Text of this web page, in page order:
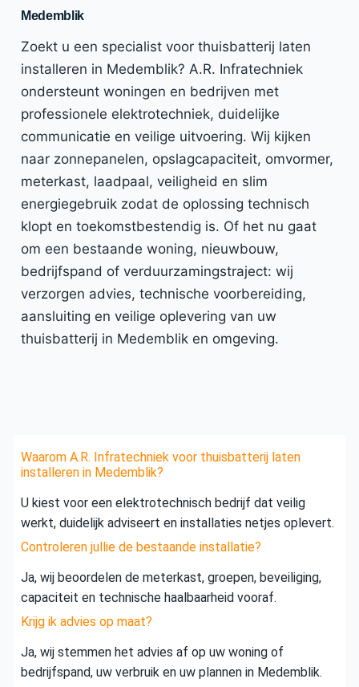
Medemblik
Zoekt u een specialist voor thuisbatterij laten
installeren in Medemblik? A.R. Infratechniek
ondersteunt woningen en bedrijven met
professionele elektrotechniek, duidelijke
communicatie en veilige uitvoering. Wij kijken
naar zonnepanelen, opslagcapaciteit, omvormer,
meterkast, laadpaal, veiligheid en slim
energiegebruik zodat de oplossing technisch
klopt en toekomstbestendig is. Of het nu gaat
om een bestaande woning, nieuwbouw,
bedrijfspand of verduurzamingstraject: wij
verzorgen advies, technische voorbereiding,
aansluiting en veilige oplevering van uw
thuisbatterij in Medemblik en omgeving.
Waarom A.R. Infratechniek voor thuisbatterij laten
installeren in Medemblik?
U kiest voor een elektrotechnisch bedrijf dat veilig
werkt, duidelijk adviseert en installaties netjes oplevert.
Controleren jullie de bestaande installatie?
Ja, wij beoordelen de meterkast, groepen, beveiliging,
capaciteit en technische haalbaarheid vooraf.
Krijg ik advies op maat?
Ja, wij stemmen het advies af op uw woning of
bedrijfspand, uw verbruik en uw plannen in Medemblik.